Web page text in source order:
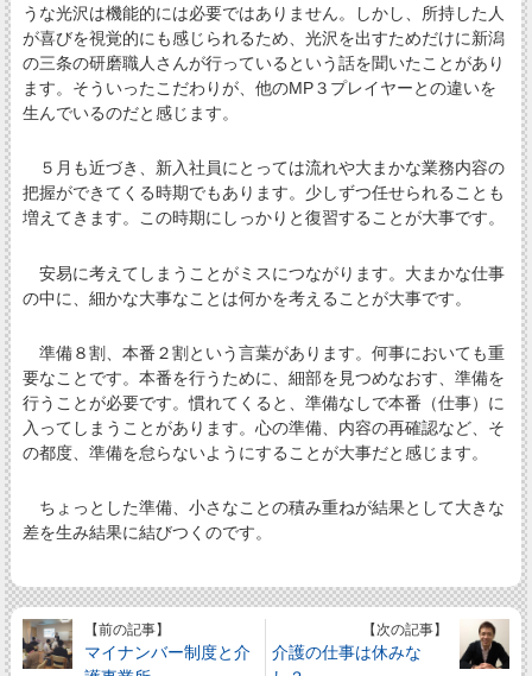
うな光沢は機能的には必要ではありません。しかし、所持した人
が喜びを視覚的にも感じられるため、光沢を出すためだけに新潟
の三条の研磨職人さんが行っているという話を聞いたことがあり
ます。そういったこだわりが、他のMP３プレイヤーとの違いを
生んでいるのだと感じます。
５月も近づき、新入社員にとっては流れや大まかな業務内容の
把握ができてくる時期でもあります。少しずつ任せられることも
増えてきます。この時期にしっかりと復習することが大事です。
安易に考えてしまうことがミスにつながります。大まかな仕事
の中に、細かな大事なことは何かを考えることが大事です。
準備８割、本番２割という言葉があります。何事においても重
要なことです。本番を行うために、細部を見つめなおす、準備を
行うことが必要です。慣れてくると、準備なしで本番（仕事）に
入ってしまうことがあります。心の準備、内容の再確認など、そ
の都度、準備を怠らないようにすることが大事だと感じます。
ちょっとした準備、小さなことの積み重ねが結果として大きな
差を生み結果に結びつくのです。
【前の記事】
マイナンバー制度と介
【次の記事】
介護の仕事は休みな